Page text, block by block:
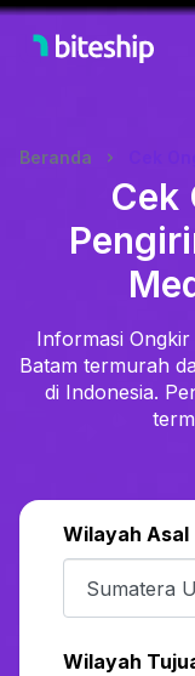
Beranda
Cek
Informasi
Batam termurah
di Indonesia.
Wilayah Asal
Wilayah